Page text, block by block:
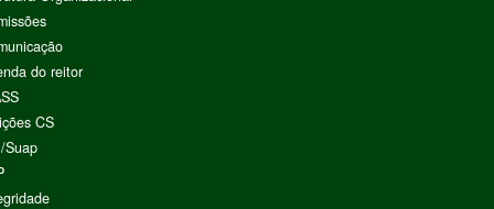
do reitor
CS
Suap